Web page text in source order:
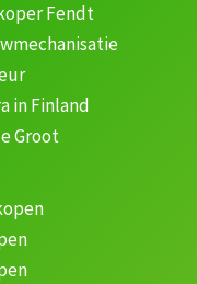
Fendt
in Finland
Groot